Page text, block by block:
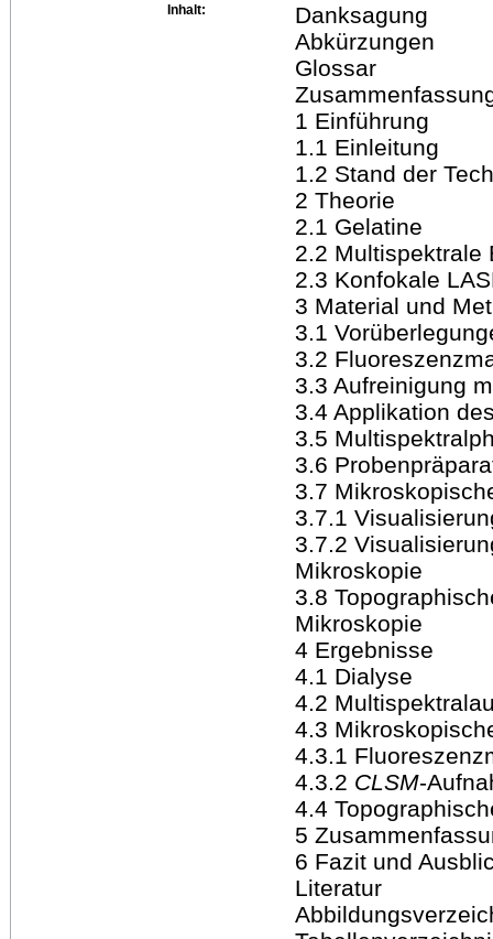
Inhalt:
Danksagung
Abkürzungen
Glossar
1 Einführung
1.1 Einleitung
1.2 Stand der
2 Theorie
2.1 Gelatine
2.2 Multispektrale
2.3 Konfokale
3 Material und
3.1
3.2
3.3 Aufreinigung
3.4 Applikation
3.5
3.6
3.7
3.7.1
3.7.2
Mikroskopie
3.8
Mikroskopie
4 Ergebnisse
4.1 Dialyse
4.2
4.3
4.3.1
4.3.2 CLSM-
4.4
5
6 Fazit und
Literatur